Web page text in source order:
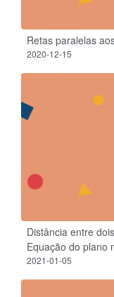
Retas paralelas
2020-12-15
Distância entre
Equação do plano
2021-01-05